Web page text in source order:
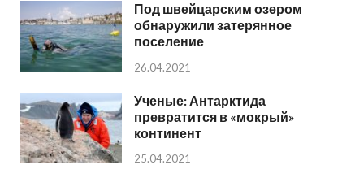
Под швейцарским озером
обнаружили затерянное
поселение
26.04.2021
Ученые: Антарктида
превратится в «мокрый»
континент
25.04.2021